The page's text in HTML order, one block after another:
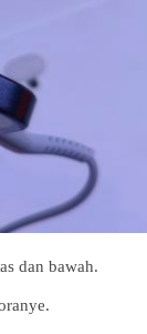
dan bawah.